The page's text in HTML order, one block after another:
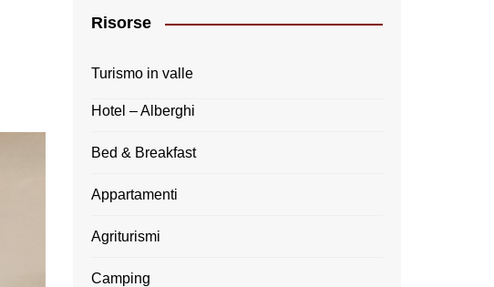
Risorse
Turismo in valle
Hotel – Alberghi
Bed & Breakfast
Appartamenti
Agriturismi
Camping